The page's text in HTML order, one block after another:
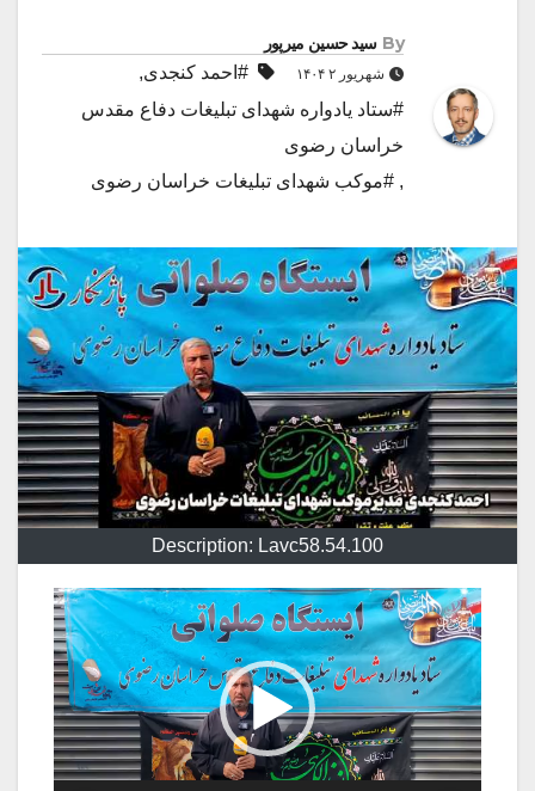
By سید حسین میرپور
شهریور ۲ ۱۴۰۴ #احمد کنجدی,
#ستاد یادواره شهدای تبلیغات دفاع مقدس
خراسان رضوی
, #موکب شهدای تبلیغات خراسان رضوی
Description: Lavc58.54.100
نمایشگر
ویدیو